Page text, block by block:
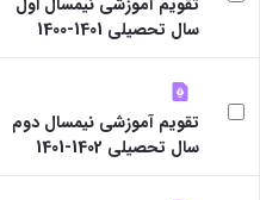
دانشکده
علوم
اقتصادی
و
اجتماعی
دانشکده
علوم
سال تحصیلی 1401-1400
تقویم آموزشی نیمسال دوم
سال تحصیلی 1402-1401